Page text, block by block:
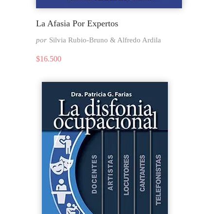
La Afasia Por Expertos
por Silvia Rubio-Bruno & Alfredo Ardila
$16.500